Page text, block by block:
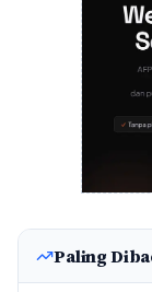
Paling